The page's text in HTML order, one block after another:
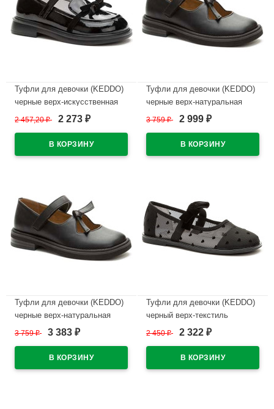
Туфли для девочки (KEDDO)
черные верх-искусственная
кожа лак подкладка-
956401/06-02
2 457,20₽ 2 273 ₽
Туфли для девочки (KEDDO)
черные верх-натуральная
кожа подкладка-натуральная
3 759₽ 2 999 ₽
Туфли для девочки (KEDDO)
черные верх-натуральная
кожа подкладка-натуральная
3 759₽ 3 383 ₽
Туфли для девочки (KEDDO)
черный верх-текстиль
подкладка-натуральная кожа
2 450₽ 2 322 ₽